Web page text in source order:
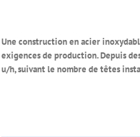
Une construction en acier
exigences de production.Depuis
u/h, suivant le nombre de têtes